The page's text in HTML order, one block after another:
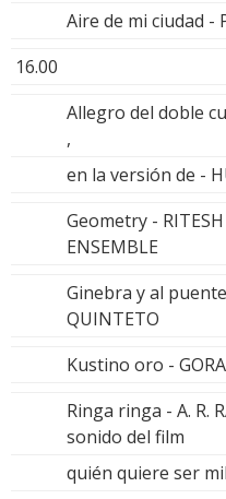
Aire de mi ciudad -
16.00
Allegro del doble
,
en la versión de -
Geometry -
ENSEMBLE
Ginebra y al
QUINTETO
Kustino oro -
Ringa ringa - A. R.
sonido del film
quién quiere ser